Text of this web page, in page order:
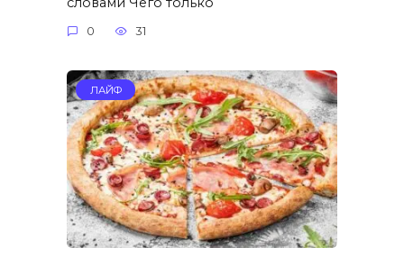
0 31
ЛАЙФ